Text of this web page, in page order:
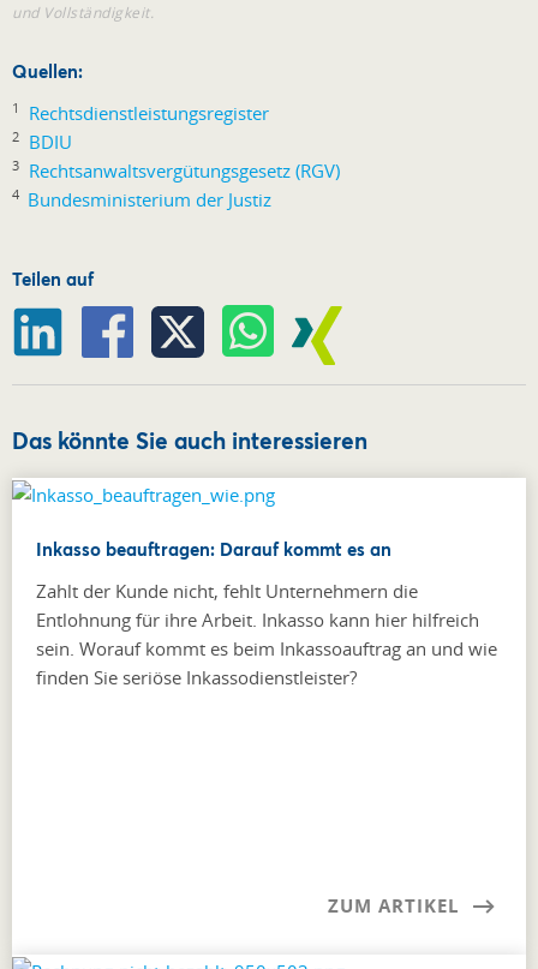
und Vollständigkeit.
Quellen:
1 Rechtsdienstleistungsregister
2 BDIU
3 Rechtsanwaltsvergütungsgesetz (RGV)
4 Bundesministerium der Justiz
Teilen auf
Das könnte Sie auch interessieren
Inkasso beauftragen: Darauf kommt es an
Zahlt der Kunde nicht, fehlt Unternehmern die
Entlohnung für ihre Arbeit. Inkasso kann hier hilfreich
sein. Worauf kommt es beim Inkassoauftrag an und wie
finden Sie seriöse Inkassodienstleister?
ZUM ARTIKEL